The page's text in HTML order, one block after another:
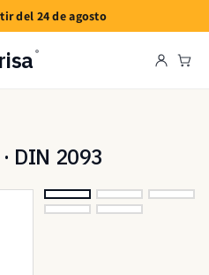
del 24 de agosto
®
DIN 2093